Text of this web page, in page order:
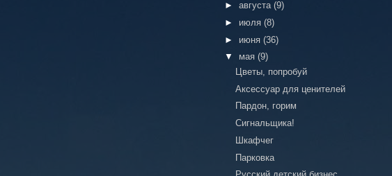
► августа (9)
► июля (8)
► июня (36)
▼ мая (9)
Цветы, попробуй
Аксессуар для ценителей
Пардон, горим
Сигнальщика!
Шкафчег
Парковка